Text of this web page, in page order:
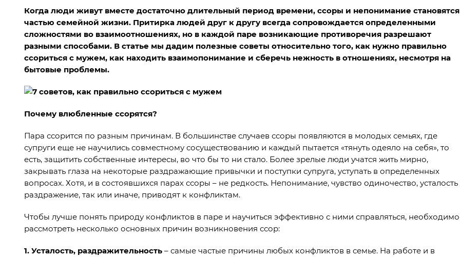
Когда люди живут вместе достаточно длительный период времени, ссоры и непонимание становятся
частью семейной жизни. Притирка людей друг к другу всегда сопровождается определенными
сложностями во взаимоотношениях, но в каждой паре возникающие противоречия разрешают
разными способами. В статье мы дадим полезные советы относительно того, как нужно правильно
ссориться с мужем, как находить взаимопонимание и сберечь нежность в отношениях, несмотря на
бытовые проблемы.
Почему влюбленные ссорятся?
Пара ссорится по разным причинам. В большинстве случаев ссоры появляются в молодых семьях, где
супруги еще не научились совместному сосуществованию и каждый пытается «тянуть одеяло на себя», то
есть, защитить собственные интересы, во что бы то ни стало. Более зрелые люди учатся жить мирно,
закрывать глаза на некоторые раздражающие привычки и поступки супруга, уступать в определенных
вопросах. Хотя, и в состоявшихся парах ссоры – не редкость. Непонимание, чувство одиночество, усталость
раздражение, так или иначе, приводят к конфликтам.
Чтобы лучше понять природу конфликтов в паре и научиться эффективно с ними справляться, необходимо
рассмотреть несколько основных причин возникновения ссор:
1. Усталость, раздражительность – самые частые причины любых конфликтов в семье. На работе и в